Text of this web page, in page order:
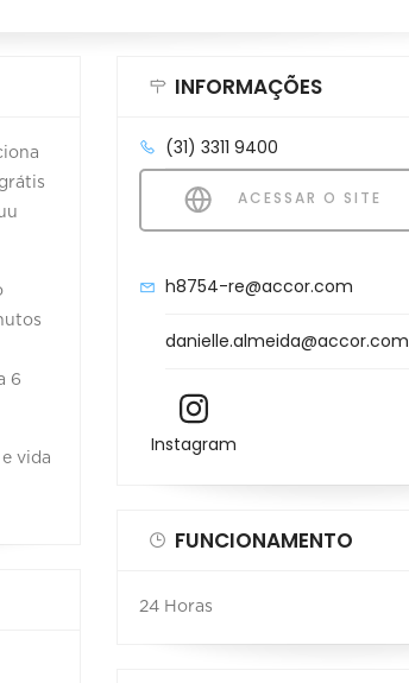
6
vida
INFORMAÇÕES
(31) 3311 9400
ACESSAR O SITE
h8754-re@accor.com
danielle.almeida@accor.com
Instagram
FUNCIONAMENTO
24 Horas